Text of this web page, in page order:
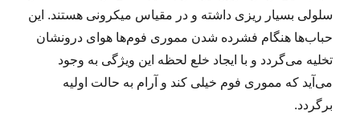
سلولی بسیار ریزی داشته و در مقیاس میکرونی هستند. این
حباب‌ها هنگام فشرده شدن مموری فوم‌ها هوای درونشان
تخلیه می‌گردد و با ایجاد خلع لحظه این ویژگی به وجود
می‌آید که مموری فوم خیلی کند و آرام به حالت اولیه
برگردد.